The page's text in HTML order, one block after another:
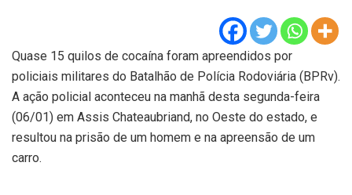
Quase 15 quilos de cocaína foram apreendidos por
policiais militares do Batalhão de Polícia Rodoviária (BPRv).
A ação policial aconteceu na manhã desta segunda-feira
(06/01) em Assis Chateaubriand, no Oeste do estado, e
resultou na prisão de um homem e na apreensão de um
carro.